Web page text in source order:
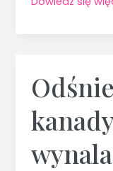
Odśnieżacz-
kanadyjski
wynalazek.